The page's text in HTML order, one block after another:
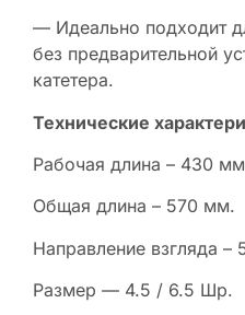
— Идеально подходит
без предварительной
катетера.
Технические
Рабочая длина – 430
Общая длина – 570 мм.
Направление взгляда –
Размер — 4.5 / 6.5 Шр.